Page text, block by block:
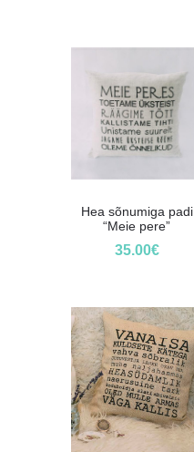
Hea sõnumiga padi
“Meie pere”
35.00€